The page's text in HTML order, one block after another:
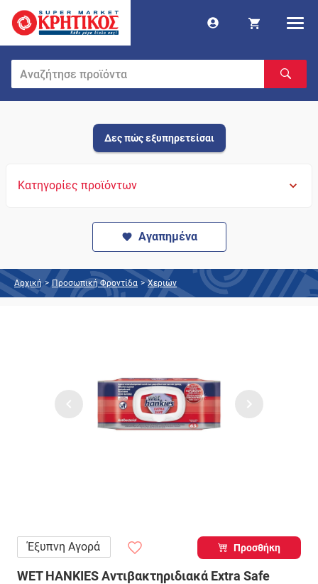
Δες πώς εξυπηρετείσαι
Κατηγορίες προϊόντων
Αγαπημένα
Αρχική > Προσωπική Φροντίδα > Χεριών
Έξυπνη Αγορά Προσθήκη
WET HANKIES Αντιβακτηριδιακά Extra Safe